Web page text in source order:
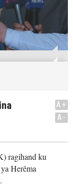
A+
A-
ragihand ku
Herêma